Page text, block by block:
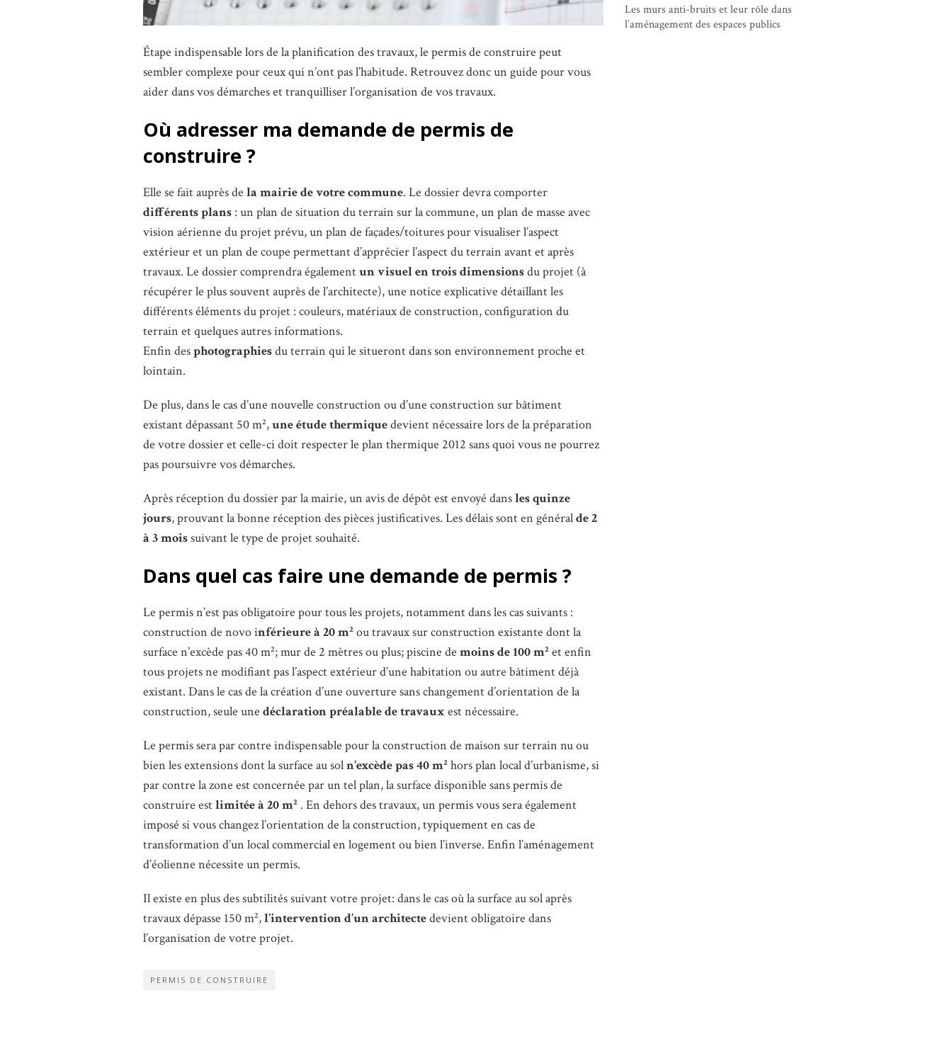
Étape indispensable lors de la planification des travaux, le permis de construire peut
sembler complexe pour ceux qui n’ont pas l’habitude. Retrouvez donc un guide pour vous
aider dans vos démarches et tranquilliser l’organisation de vos travaux.
Où adresser ma demande de permis de
construire ?
Elle se fait auprès de la mairie de votre commune. Le dossier devra comporter
différents plans : un plan de situation du terrain sur la commune, un plan de masse avec
vision aérienne du projet prévu, un plan de façades/toitures pour visualiser l’aspect
extérieur et un plan de coupe permettant d’apprécier l’aspect du terrain avant et après
travaux. Le dossier comprendra égalementun visuel en trois dimensionsdu projet (à
récupérer le plus souvent auprès de l’architecte), une notice explicative détaillant les
différents éléments du projet : couleurs, matériaux de construction, configuration du
terrain et quelques autres informations.
Enfin desphotographiesdu terrain qui le situeront dans son environnement proche et
lointain.
De plus, dans le cas d’une nouvelle construction ou d’une construction sur bâtiment
existant dépassant 50 m²,une étude thermiquedevient nécessaire lors de la préparation
de votre dossier et celle-ci doit respecter le plan thermique 2012 sans quoi vous ne pourrez
pas poursuivre vos démarches.
Après réception du dossier par la mairie, un avis de dépôt est envoyé dansles quinze
jours, prouvant la bonne réception des pièces justificatives. Les délais sont en généralde 2
à 3 moissuivant le type de projet souhaité.
Dans quel cas faire une demande de permis ?
Le permis n’est pas obligatoire pour tous les projets, notamment dans les cas suivants :
construction de novo inférieure à 20 m²ou travaux sur construction existante dont la
surface n’excède pas 40 m²; mur de 2 mètres ou plus; piscine de moins de 100 m²et enfin
tous projets ne modifiant pas l’aspect extérieur d’une habitation ou autre bâtiment déjà
existant. Dans le cas de la création d’une ouverture sans changement d’orientation de la
construction, seule une déclaration préalable de travaux est nécessaire.
Le permis sera par contre indispensable pour la construction de maison sur terrain nu ou
bien les extensions dont la surface au soln’excède pas 40 m²hors plan local d’urbanisme, si
par contre la zone est concernée par un tel plan, la surface disponible sans permis de
construire estlimitée à 20 m² . En dehors des travaux, un permis vous sera également
imposé si vous changez l’orientation de la construction, typiquement en cas de
transformation d’un local commercial en logement ou bien l’inverse. Enfin l’aménagement
d’éolienne nécessite un permis.
Il existe en plus des subtilités suivant votre projet: dans le cas où la surface au sol après
travaux dépasse 150 m²,l’intervention d’un architectedevient obligatoire dans
l’organisation de votre projet.
PERMIS DE CONSTRUIRE
Les murs anti-bruits et leur rôle dans
l’aménagement des espaces publics